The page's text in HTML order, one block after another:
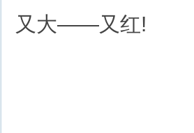
又大——又红!